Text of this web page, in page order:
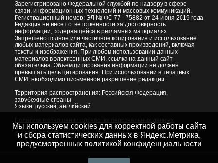
Зарегистрировано Федеральной службой по надзору в сфере
связи, информационных технологий и массовых коммуникаций.
Регистрационный номер: ЭЛ № ФС 77 - 75882 от 24 июня 2019 года
Редакция не несет ответственности за достоверность
информации, содержащейся в рекламных материалах
Запрещено полное или частичное копирование и использование
любых материалов сайта, как составных произведений, включая
тексты и изображения. При любом использовании данных
материалов в электронных СМИ, ссылка на данный сайт
обязательна. Объем цитирования информации не должен
превышать цель цитирования. При использовании в печатных
СМИ, необходимо письменное разрешение редакции.
Территория распространения: Российская Федерация,
зарубежные страны
Языки: русский, английский
© 2007 - 2026Портал Читы и Забайкальского края
Мы используем cookies для корректной работы сайта
и сбора статистических данных в Яндекс.Метрика,
предусмотренных политикой конфиденциальности